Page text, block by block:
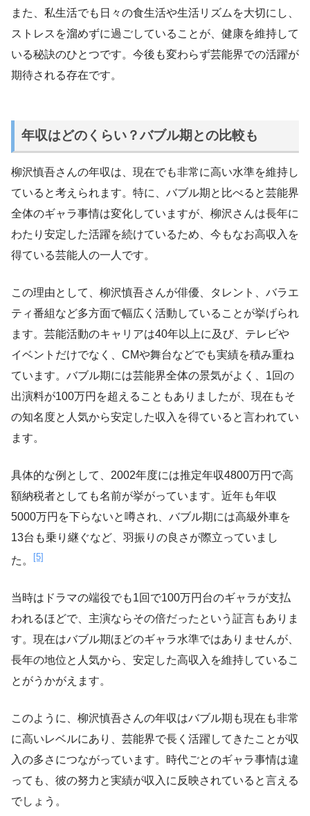
また、私生活でも日々の食生活や生活リズムを大切にし、
ストレスを溜めずに過ごしていることが、健康を維持して
いる秘訣のひとつです。今後も変わらず芸能界での活躍が
期待される存在です。
年収はどのくらい？バブル期との比較も
柳沢慎吾さんの年収は、現在でも非常に高い水準を維持し
ていると考えられます。特に、バブル期と比べると芸能界
全体のギャラ事情は変化していますが、柳沢さんは長年に
わたり安定した活躍を続けているため、今もなお高収入を
得ている芸能人の一人です。
この理由として、柳沢慎吾さんが俳優、タレント、バラエ
ティ番組など多方面で幅広く活動していることが挙げられ
ます。芸能活動のキャリアは40年以上に及び、テレビや
イベントだけでなく、CMや舞台などでも実績を積み重ね
ています。バブル期には芸能界全体の景気がよく、1回の
出演料が100万円を超えることもありましたが、現在もそ
の知名度と人気から安定した収入を得ていると言われてい
ます。
具体的な例として、2002年度には推定年収4800万円で高
額納税者としても名前が挙がっています。近年も年収
5000万円を下らないと噂され、バブル期には高級外車を
13台も乗り継ぐなど、羽振りの良さが際立っていまし
た。
[5]
当時はドラマの端役でも1回で100万円台のギャラが支払
われるほどで、主演ならその倍だったという証言もありま
す。現在はバブル期ほどのギャラ水準ではありませんが、
長年の地位と人気から、安定した高収入を維持しているこ
とがうかがえます。
このように、柳沢慎吾さんの年収はバブル期も現在も非常
に高いレベルにあり、芸能界で長く活躍してきたことが収
入の多さにつながっています。時代ごとのギャラ事情は違
っても、彼の努力と実績が収入に反映されていると言える
でしょう。